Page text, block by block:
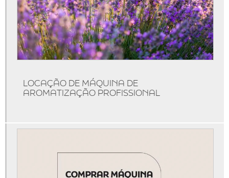
Locação de máquinas de aromatização
Máquina de aromatizar
Máquina de aromatizar ambientes
Máquinas de aromatização
Produtos de marketing olfativo
Aromatização de eventos
LOCAÇÃO DE MÁQUINA DE
AROMATIZAÇÃO PROFISSIONAL